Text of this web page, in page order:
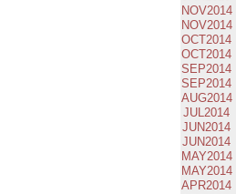
NOV2014
NOV2014
OCT2014
OCT2014
SEP2014
SEP2014
AUG2014
JUL2014
JUN2014
JUN2014
MAY2014
MAY2014
APR2014